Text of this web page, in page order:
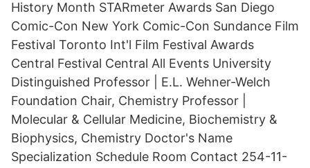
History Month STARmeter Awards San Diego
Comic-Con New York Comic-Con Sundance Film
Festival Toronto Int'l Film Festival Awards
Central Festival Central All Events University
Distinguished Professor | E.L. Wehner-Welch
Foundation Chair, Chemistry Professor |
Molecular & Cellular Medicine, Biochemistry &
Biophysics, Chemistry Doctor's Name
Specialization Schedule Room Contact 254-11-